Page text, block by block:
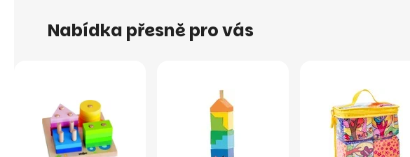
Nabídka přesně pro vás